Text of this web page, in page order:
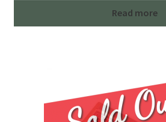
Read more